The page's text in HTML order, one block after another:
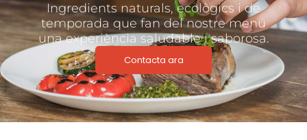
Ingredients naturals, ecològics i de
temporada que fan del nostre menú
una experiència saludable i saborosa.
Contacta ara